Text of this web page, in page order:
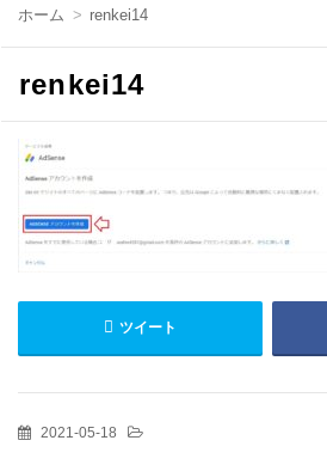
移
ホーム renkei14
renkei14
ツイート
2021-05-18